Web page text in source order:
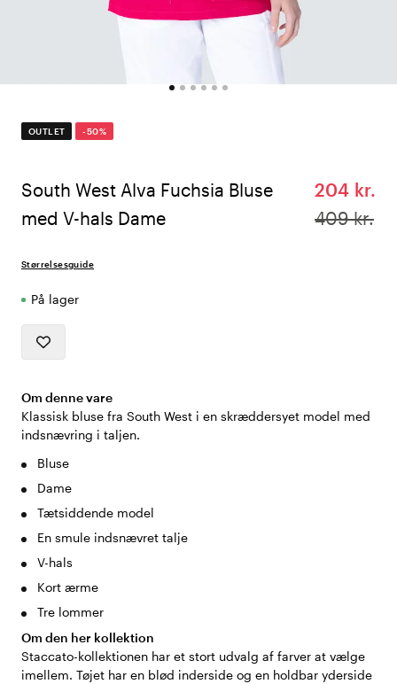
OUTLET -50%
South West Alva Fuchsia Bluse
med V-hals Dame
204 kr.
409 kr.
Størrelsesguide
På lager
Om denne vare
Klassisk bluse fra South West i en skræddersyet model med
indsnævring i taljen.
Bluse
Dame
Tætsiddende model
En smule indsnævret talje
V-hals
Kort ærme
Tre lommer
Om den her kollektion
Staccato-kollektionen har et stort udvalg af farver at vælge
imellem. Tøjet har en blød inderside og en holdbar yderside